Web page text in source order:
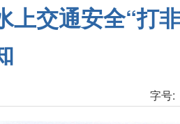
交通安全“打
字号: